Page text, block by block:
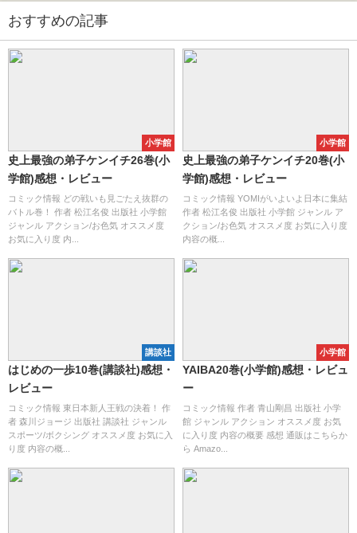
おすすめの記事
小学館
史上最強の弟子ケンイチ26巻(小
学館)感想・レビュー
コミック情報 どの戦いも見ごたえ抜群の
バトル巻！ 作者 松江名俊 出版社 小学館
ジャンル アクション/お色気 オススメ度
お気に入り度 内...
小学館
史上最強の弟子ケンイチ20巻(小
学館)感想・レビュー
コミック情報 YOMIがいよいよ日本に集結
作者 松江名俊 出版社 小学館 ジャンル ア
クション/お色気 オススメ度 お気に入り度
内容の概...
講談社
はじめの一歩10巻(講談社)感想・
レビュー
コミック情報 東日本新人王戦の決着！ 作
者 森川ジョージ 出版社 講談社 ジャンル
スポーツ/ボクシング オススメ度 お気に入
り度 内容の概...
小学館
YAIBA20巻(小学館)感想・レビュ
ー
コミック情報 作者 青山剛昌 出版社 小学
館 ジャンル アクション オススメ度 お気
に入り度 内容の概要 感想 通販はこちらか
ら Amazo...